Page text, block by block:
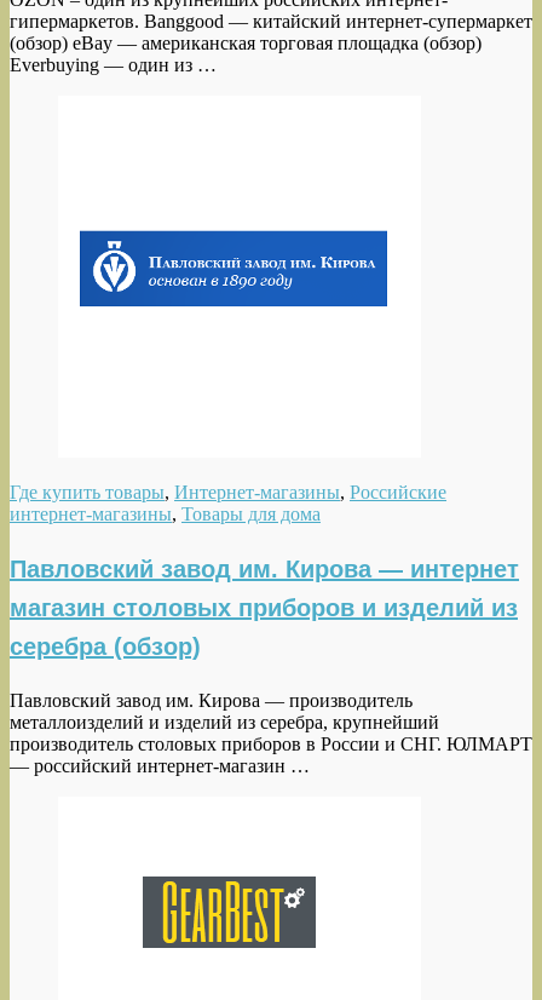
гипермаркетов. Banggood — китайский интернет-супермаркет
(обзор) eBay — американская торговая площадка (обзор)
Everbuying — один из …
Где купить товары, Интернет-магазины, Российские
интернет-магазины, Товары для дома
Павловский завод им. Кирова — интернет
магазин столовых приборов и изделий из
серебра (обзор)
Павловский завод им. Кирова — производитель
металлоизделий и изделий из серебра, крупнейший
производитель столовых приборов в России и СНГ. ЮЛМАРТ
— российский интернет-магазин …